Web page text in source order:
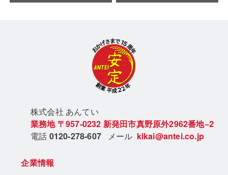
株式会社 あんてい
業務地 〒957-0232 新発田市真野原外2962番地−2
電話 0120-278-607 メール kikai@antei.co.jp
企業情報